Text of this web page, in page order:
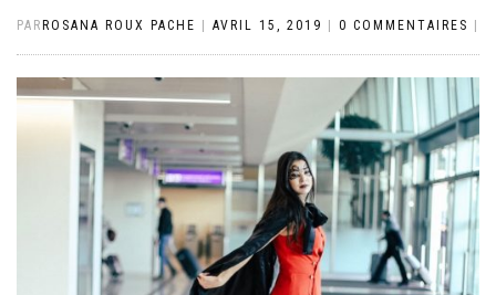
PAR ROSANA ROUX PACHE AVRIL 15, 2019 0 COMMENTAIRES